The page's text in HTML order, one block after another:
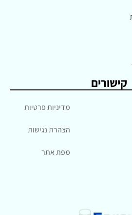
קישורים
מדיניות פרטיות
הצהרת נגישות
מפת אתר